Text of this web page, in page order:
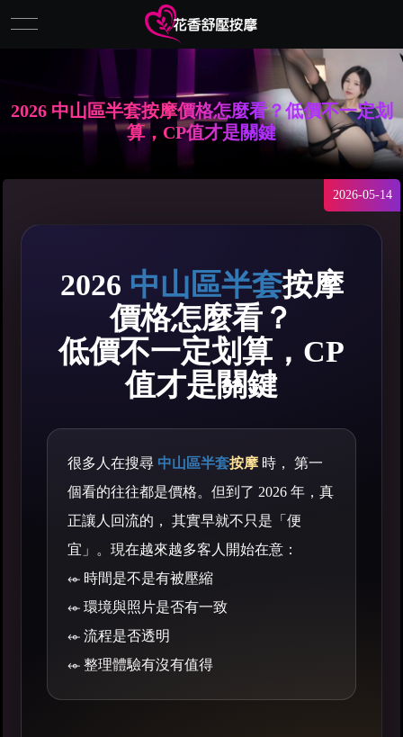
2026 中山區半套按摩價格怎麼看？低價不一定划
算，CP值才是關鍵
2026-05-14
2026 中山區半套按摩
價格怎麼看？
低價不一定划算，CP
值才是關鍵
很多人在搜尋 中山區半套按摩 時， 第一
個看的往往都是價格。但到了 2026 年，真
正讓人回流的， 其實早就不只是「便
宜」。現在越來越多客人開始在意：
⬰ 時間是不是有被壓縮
⬰ 環境與照片是否有一致
⬰ 流程是否透明
⬰ 整理體驗有沒有值得